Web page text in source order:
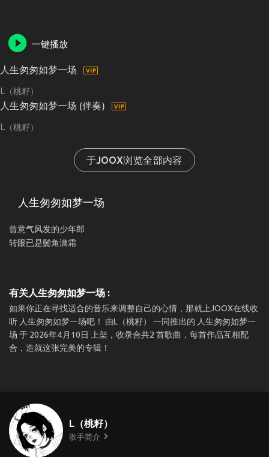
一键播放
人生匆匆如梦一场
L（桃籽）
人生匆匆如梦一场 (伴奏)
L（桃籽）
于JOOX浏览全部内容
人生匆匆如梦一场
曾意气风发的少年郎
转眼已是鬓角满霜
有关人生匆匆如梦一场 :
如果你正在寻找适合的音乐来调整自己的心情，那就上JOOX在线收
听 人生匆匆如梦一场吧！ 由L（桃籽） 一同推出的 人生匆匆如梦一
场 于 2026年4月10日 上架，收录合共2 首歌曲，每首作品互相配
合，造就这张完美的专辑！
L（桃籽）
歌手简介